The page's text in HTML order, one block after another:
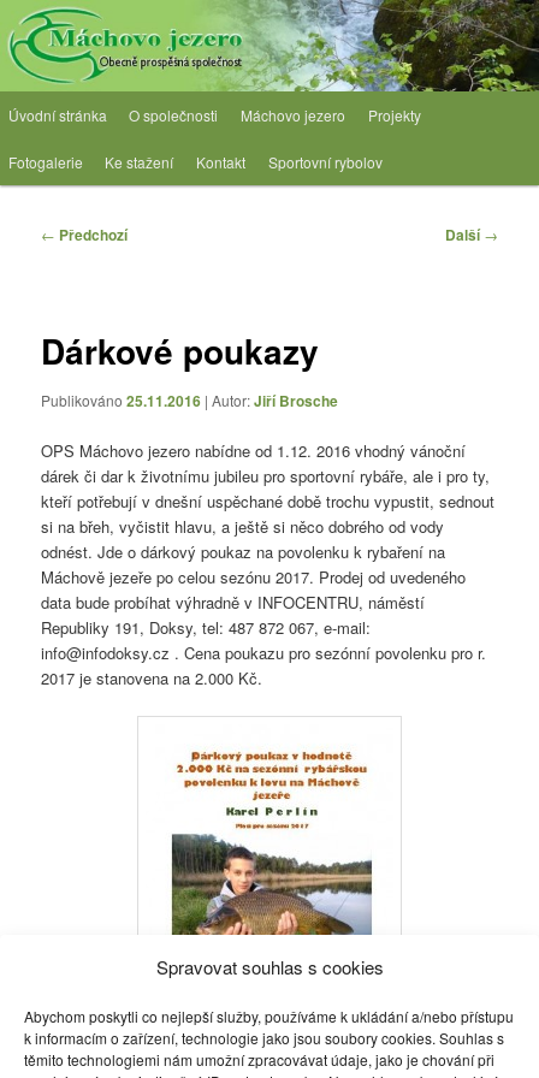
Spravovat souhlas s cookies
Abychom poskytli co nejlepší služby, používáme k ukládání a/nebo přístupu
k informacím o zařízení, technologie jako jsou soubory cookies. Souhlas s
těmito technologiemi nám umožní zpracovávat údaje, jako je chování při
Přejít
k
hlavnímu
obsahu
webu OPS Máchovo jezero
Obecně prospěšná společnost
Hlavní
menu
Úvodní stránka O společnosti Máchovo jezero Projekty
Fotogalerie Ke stažení Kontakt Sportovní rybolov
Navigace
← Předchozí Další→
Dárkové poukazy
Publikováno25.11.2016 | Autor:Jiří Brosche
OPS Máchovo jezero nabídne od 1.12. 2016 vhodný vánoční
dárek či dar k životnímu jubileu pro sportovní rybáře, ale i pro ty,
kteří potřebují v dnešní uspěchané době trochu vypustit, sednout
si na břeh, vyčistit hlavu, a ještě si něco dobrého od vody
odnést. Jde o dárkový poukaz na povolenku k rybaření na
Máchově jezeře po celou sezónu 2017. Prodej od uvedeného
data bude probíhat výhradně v INFOCENTRU, náměstí
Republiky 191, Doksy, tel: 487 872 067, e-mail:
info@infodoksy.cz . Cena poukazu pro sezónní povolenku pro r.
2017 je stanovena na 2.000 Kč.